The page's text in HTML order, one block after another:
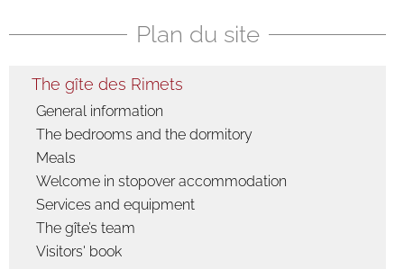
Bicycle touring
Mountain Bike
Climbing, Via
Corda, Canyon,
Speleology
Baignade,
Canoë, Aviron
Vercors
Plan du site
The gîte des Rimets
General information
The bedrooms and the dormitory
Meals
Welcome in stopover accommodation
Services and equipment
The gîte’s team
Visitors' book